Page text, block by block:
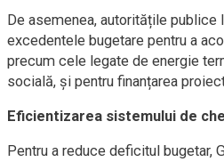
De asemenea, autoritățile publice
excedentele bugetare pentru a
precum cele legate de energie
socială, și pentru finanțarea
Eficientizarea sistemului de
Pentru a reduce deficitul bugetar,